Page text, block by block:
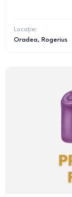
Locație:
Oradea, Rogerius